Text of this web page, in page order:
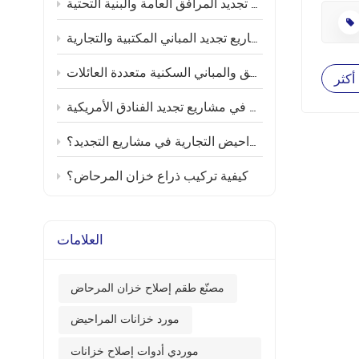
استبدال أجزاء خزانات المراحيض وتحديثات ترشيد استهلاك المياه في مشاريع تجديد المرافق العامة والبنية التحتية
استبدال أجزاء خزانات المراحيض وتحديثات ترشيد استهلاك المياه في مشاريع تجديد المباني المكتبية والتجارية
استبدال أجزاء خزانات المراحيض وتحديثات ترشيد استهلاك المياه في مشاريع تجديد الشقق والمباني السكنية متعددة العائلات
استبدال أجزاء خزانات المراحيض وتحديثات ترشيد استهلاك المياه في مشاريع تجديد الفنادق الأمريكية
كيف يتعامل المقاولون الأمريكيون مع استبدال أجزاء خزانات المراحيض التجارية في مشاريع التجديد؟
كيفية تركيب ذراع خزان المرحاض؟
العلامات
مصنّع طقم إصلاح خزان المرحاض
مورد خزانات المراحيض
موردي أدوات إصلاح خزانات
وصمام